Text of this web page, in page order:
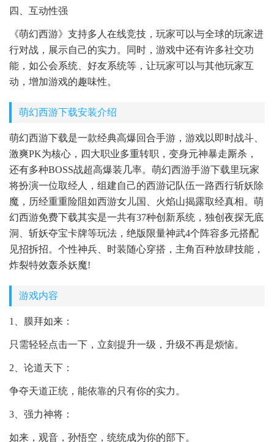
四、互动性强
《萌幻西游》支持多人在线竞技，玩家可以与全球的玩家进
行对战，展示自己的实力。同时，游戏中还有许多社交功
能，如公会系统、好友系统等，让玩家可以与其他玩家互
动，增加游戏的趣味性。
萌幻西游下载安装介绍
萌幻西游下载是一款经典高爆回合手游，游戏以即时战斗、
激爽PK为核心，四大职业多重转职，变身元神暴走厮杀，
还有多种BOSS战超高爆装几率。萌幻西游手游下载里玩家
将扮演一位取经人，组建自己的西游记队伍一路西行斩妖除
魔，历经重重险阻如西游女儿国、火焰山揭露取经真相。萌
幻西游免费下载其实是一共有37种创新系统，独创夜探无底
洞、斩妖夺宝卡牌等玩法，绝版限量神武4个阵容多元搭配
见招拆招。个性神兵、时装随心穿搭，主角百种放肆技能，
炸裂特效轰杀妖魔!
游戏内容
1、膜拜如来：
只需轻轻点击一下，立刻提升一级，升级不再是烦恼。
2、论道天下：
争夺天道正统，能依靠的只有你的实力。
3、强力神将：
如来，观音，孙悟空，统统成为你的部下。